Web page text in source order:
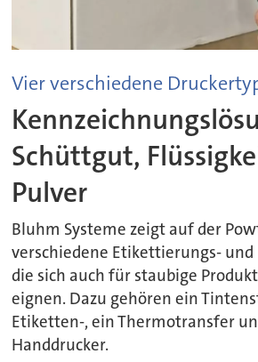
Vier verschiedene
Schüttgut,
Pulver
Bluhm Systeme zeigt auf der
verschiedene Etikettierungs-
die sich auch für staubige
eignen. Dazu gehören ein
Etiketten-, ein Thermotransfer
Handdrucker.